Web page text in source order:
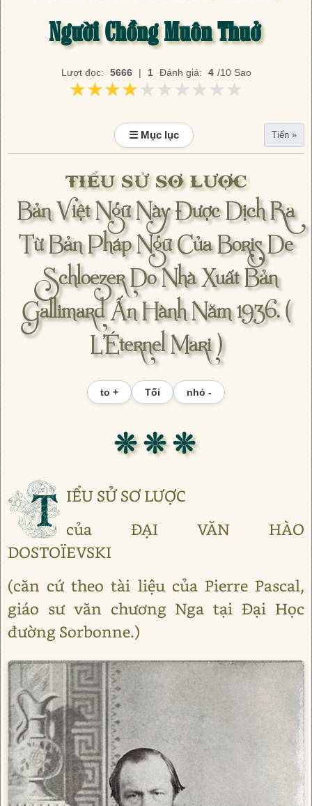
Người Chồng Muôn Thuở
Lượt đọc: 5666 | 1 Đánh giá: 4 /10 Sao
★★★★★★★★★★
★★★★★★★★★★
☰ Mục lục Tiến »
TIỂU SỬ SƠ LƯỢC
Bản Việt Ngữ Này Được Dịch Ra
Từ Bản Pháp Ngữ Của Boris De
Schloezer Do Nhà Xuất Bản
Gallimard Ấn Hành Năm 1936. (
L’Éternel Mari )
to + Tối nhỏ -
❊ ❊ ❊
T IỂU SỬ SƠ LƯỢC
của ĐẠI VĂN HÀO
DOSTOÏEVSKI
(căn cứ theo tài liệu của Pierre Pascal,
giáo sư văn chương Nga tại Đại Học
đường Sorbonne.)